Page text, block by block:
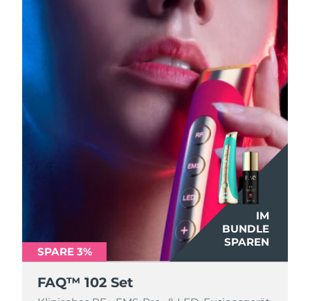
IM
BUNDLE
SPAREN
SPARE 3%
FAQ™ 102 Set
IM
BUNDLE
SPAREN
SPARE 3%
FAQ™ 102 Set